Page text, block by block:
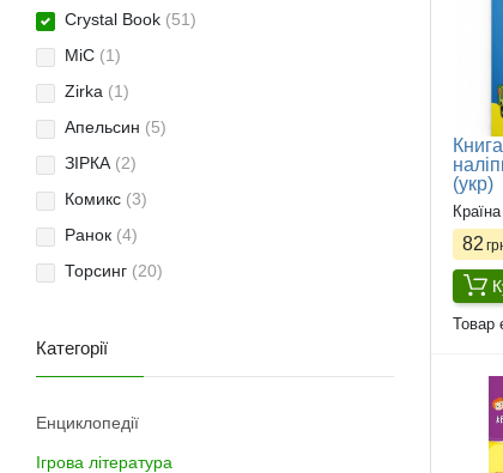
(укр)
82
Товар
Crystal Book (51)
MiC (1)
Zirka (1)
Апельсин (5)
ЗІРКА (2)
Комикс (3)
Ранок (4)
Торсинг (20)
Категорії
Енциклопедії
Ігрова література